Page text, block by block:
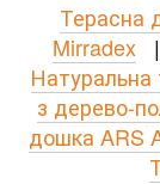
Терасна
Mirradex
з дерево-
дошка ARS